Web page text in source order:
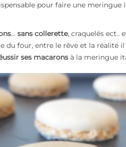
pour faire une meringue
… sans collerette, craquelés ect..
du four, entre le rêve et la réalité
ses macarons à la meringue